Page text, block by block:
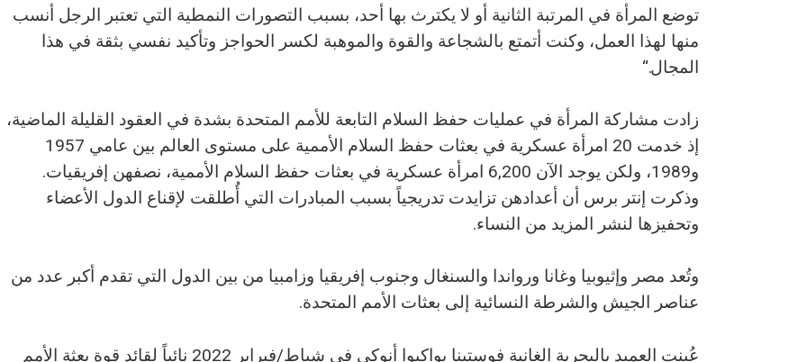
توضع المرأة في المرتبة الثانية أو لا يكترث بها أحد، بسبب التصورات النمطية التي تعتبر الرجل أنسب
منها لهذا العمل، وكنت أتمتع بالشجاعة والقوة والموهبة لكسر الحواجز وتأكيد نفسي بثقة في هذا
المجال.“
زادت مشاركة المرأة في عمليات حفظ السلام التابعة للأمم المتحدة بشدة في العقود القليلة الماضية،
إذ خدمت 20 امرأة عسكرية في بعثات حفظ السلام الأممية على مستوى العالم بين عامي 1957
و1989، ولكن يوجد الآن 6,200 امرأة عسكرية في بعثات حفظ السلام الأممية، نصفهن إفريقيات.
وذكرت إنتر برس أن أعدادهن تزايدت تدريجياً بسبب المبادرات التي أُطلقت لإقناع الدول الأعضاء
وتحفيزها لنشر المزيد من النساء.
وتُعد مصر وإثيوبيا وغانا ورواندا والسنغال وجنوب إفريقيا وزامبيا من بين الدول التي تقدم أكبر عدد من
عناصر الجيش والشرطة النسائية إلى بعثات الأمم المتحدة.
عُينت العميد بالبحرية الغانية فوستينا بواكيوا أنوكي في شباط/فبراير 2022 نائباً لقائد قوة بعثة الأمم